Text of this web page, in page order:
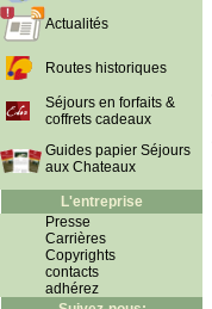
Actualités
Routes historiques
Séjours en forfaits &
coffrets cadeaux
Guides papier Séjours
aux Chateaux
L'entreprise
Presse
Carrières
Copyrights
contacts
adhérez